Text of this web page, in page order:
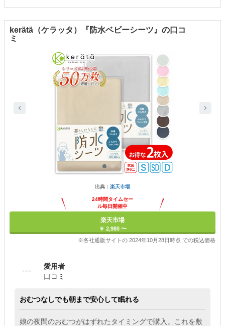
kerätä（ケラッタ）『防水ベビーシーツ』の口コ
ミ
出典： 楽天市場
24時間タイムセー
ル毎日開催中
楽天市場
￥ 2,980 〜
※各社通販サイトの 2024年10月28日時点 での税込価格
愛用者
口コミ
おむつなしでも朝まで安心して眠れる
娘の夜間のおむつがはずれたタイミングで購入。これを敷